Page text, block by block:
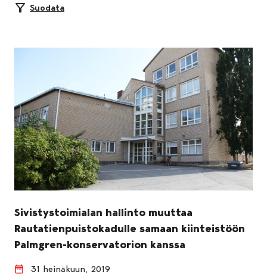
Suodata
Sivistystoimialan hallinto muuttaa
Rautatienpuistokadulle samaan kiinteistöön
Palmgren-konservatorion kanssa
31 heinäkuun, 2019